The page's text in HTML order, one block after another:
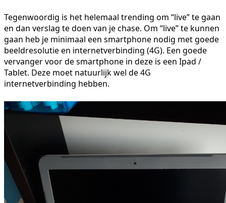
Tegenwoordig is het helemaal trending om “live” te gaan
en dan verslag te doen van je chase. Om “live” te kunnen
gaan heb je minimaal een smartphone nodig met goede
beeldresolutie en internetverbinding (4G). Een goede
vervanger voor de smartphone in deze is een Ipad /
Tablet. Deze moet natuurlijk wel de 4G
internetverbinding hebben.